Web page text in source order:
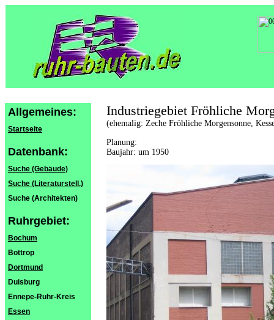
Allgemeines:
Startseite
Datenbank:
Suche (Gebäude)
Suche (Literaturstell.)
Suche (Architekten)
Ruhrgebiet:
Bochum
Bottrop
Dortmund
Duisburg
Ennepe-Ruhr-Kreis
Essen
Industriegebiet Fröhliche
(ehemalig: Zeche Fröhliche Morgensonne,
Planung:
Baujahr: um 1950